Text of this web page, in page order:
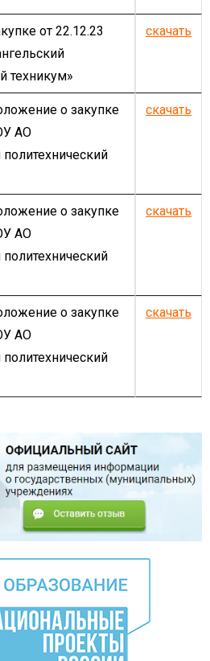
от 22.12.23
техникум»
скачать
о закупке
АО
скачать
о закупке
АО
скачать
о закупке
АО
скачать